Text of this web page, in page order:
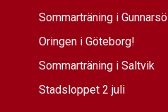
Sommarträning i Gunnarsö
Oringen i Göteborg!
Sommarträning i Saltvik
Stadsloppet 2 juli